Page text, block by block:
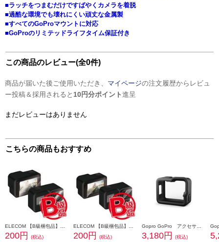
■ラッチをつまむだけですばやくカメラを着脱
■過酷な環境でも壊れにくい頑丈な金属製
■すべてのGoProマウントに対応
■GoProのリミテッドライフタイム保証付き
この商品のレビュー(全0件)
商品が届いた後ご使用いただき、 マイページの注文履歴からレビュ
ー投稿＆採用されると 10円分ポイント進呈
まだレビューはありません
こちらの商品もおすすめ
200円 (税込) 200円 (税込) 3,180円 (税込)